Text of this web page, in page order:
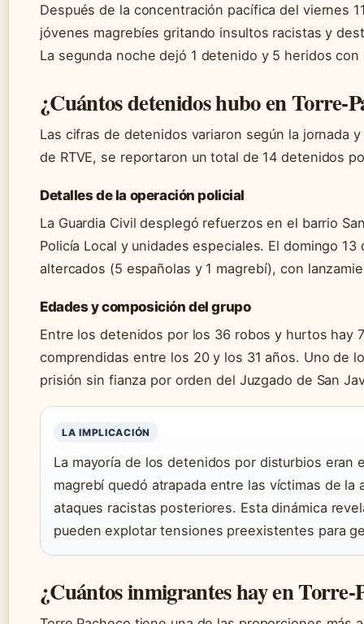
Después de la concentración pacífica del viernes
jóvenes magrebíes gritando insultos racistas y
La segunda noche dejó 1 detenido y 5 heridos con
¿Cuántos detenidos hubo en Torre-
Las cifras de detenidos variaron según la jornada
de RTVE, se reportaron un total de 14 detenidos
Detalles de la operación policial
La Guardia Civil desplegó refuerzos en el barrio
Policía Local y unidades especiales. El domingo
altercados (5 españolas y 1 magrebí), con
Edades y composición del grupo
Entre los detenidos por los 36 robos y hurtos hay
comprendidas entre los 20 y los 31 años. Uno de
prisión sin fianza por orden del Juzgado de San
LA IMPLICACIÓN
La mayoría de los detenidos por disturbios eran
magrebí quedó atrapada entre las víctimas de
ataques racistas posteriores. Esta dinámica
pueden explotar tensiones preexistentes para
¿Cuántos inmigrantes hay en Torre-